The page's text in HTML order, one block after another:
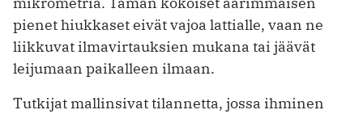
pienet hiukkaset eivät vajoa lattialle, vaan ne
liikkuvat ilmavirtauksien mukana tai jäävät
leijumaan paikalleen ilmaan.
Tutkijat mallinsivat tilannetta, jossa ihminen